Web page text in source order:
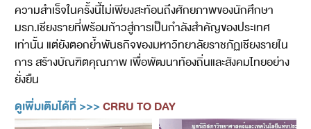
ความสำเร็จในครั้งนี้ไม่เพียงสะท้อนถึงศักยภาพของนักศึกษา
มรภ.เชียงรายที่พร้อมก้าวสู่การเป็นกำลังสำคัญของประเทศ
เท่านั้น แต่ยังตอกย้ำพันธกิจของมหาวิทยาลัยราชภัฏเชียงรายใน
การ สร้างบัณฑิตคุณภาพ เพื่อพัฒนาท้องถิ่นและสังคมไทยอย่าง
ยั่งยืน
ดูเพิ่มเติมได้ที่ >>>CRRU TO DAY